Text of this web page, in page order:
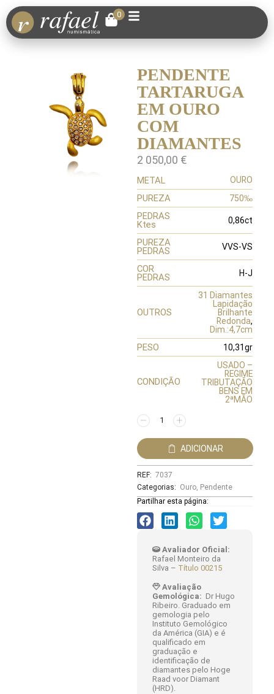
0
PENDENTE
TARTARUGA
EM OURO
COM
DIAMANTES
2 050,00 €
METAL OURO
PUREZA 750‰
PEDRAS
Ktes 0,86ct
PUREZA
PEDRAS VVS-VS
COR
PEDRAS H-J
OUTROS
31 Diamantes
Lapidação
Brilhante
Redonda,
Dim.:4,7cm
PESO 10,31gr
CONDIÇÃO
USADO –
REGIME
TRIBUTAÇÃO
BENS EM
2ªMÃO
ADICIONAR
REF: 7037
Categorias: Ouro, Pendente
Partilhar esta página:
Avaliador Oficial:
Rafael Monteiro da
Silva – Título 00215
Avaliação
Gemológica: Dr Hugo
Ribeiro. Graduado em
gemologia pelo
Instituto Gemológico
da América (GIA) e é
qualificado em
graduação e
identificação de
diamantes pelo Hoge
Raad voor Diamant
(HRD).